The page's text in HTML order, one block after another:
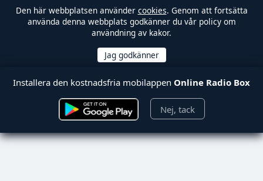
Den här webbplatsen använder cookies. Genom att fortsätta
använda denna webbplats godkänner du vår policy om
användning av kakor.
Installera den kostnadsfria mobilappen Online Radio Box
Nej, tack